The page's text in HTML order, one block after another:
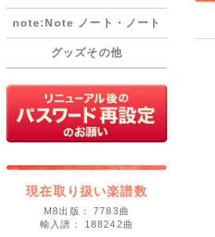
note:Note ノート・ノート
グッズその他
現在取り扱い楽譜数
M8出版： 7783曲
輸入譜： 188242曲